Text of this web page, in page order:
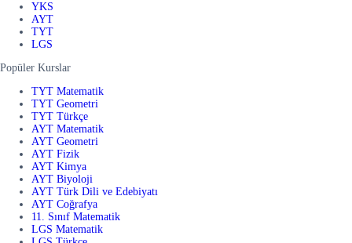
YKS
AYT
TYT
LGS
Popüler Kurslar
TYT Matematik
TYT Geometri
TYT Türkçe
AYT Matematik
AYT Geometri
AYT Fizik
AYT Kimya
AYT Biyoloji
AYT Türk Dili ve Edebiyatı
AYT Coğrafya
11. Sınıf Matematik
LGS Matematik